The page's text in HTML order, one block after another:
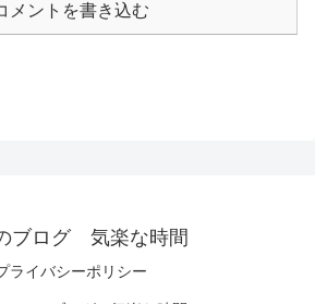
メントを書き込む
ブログ 気楽な時間
ライバシーポリシー